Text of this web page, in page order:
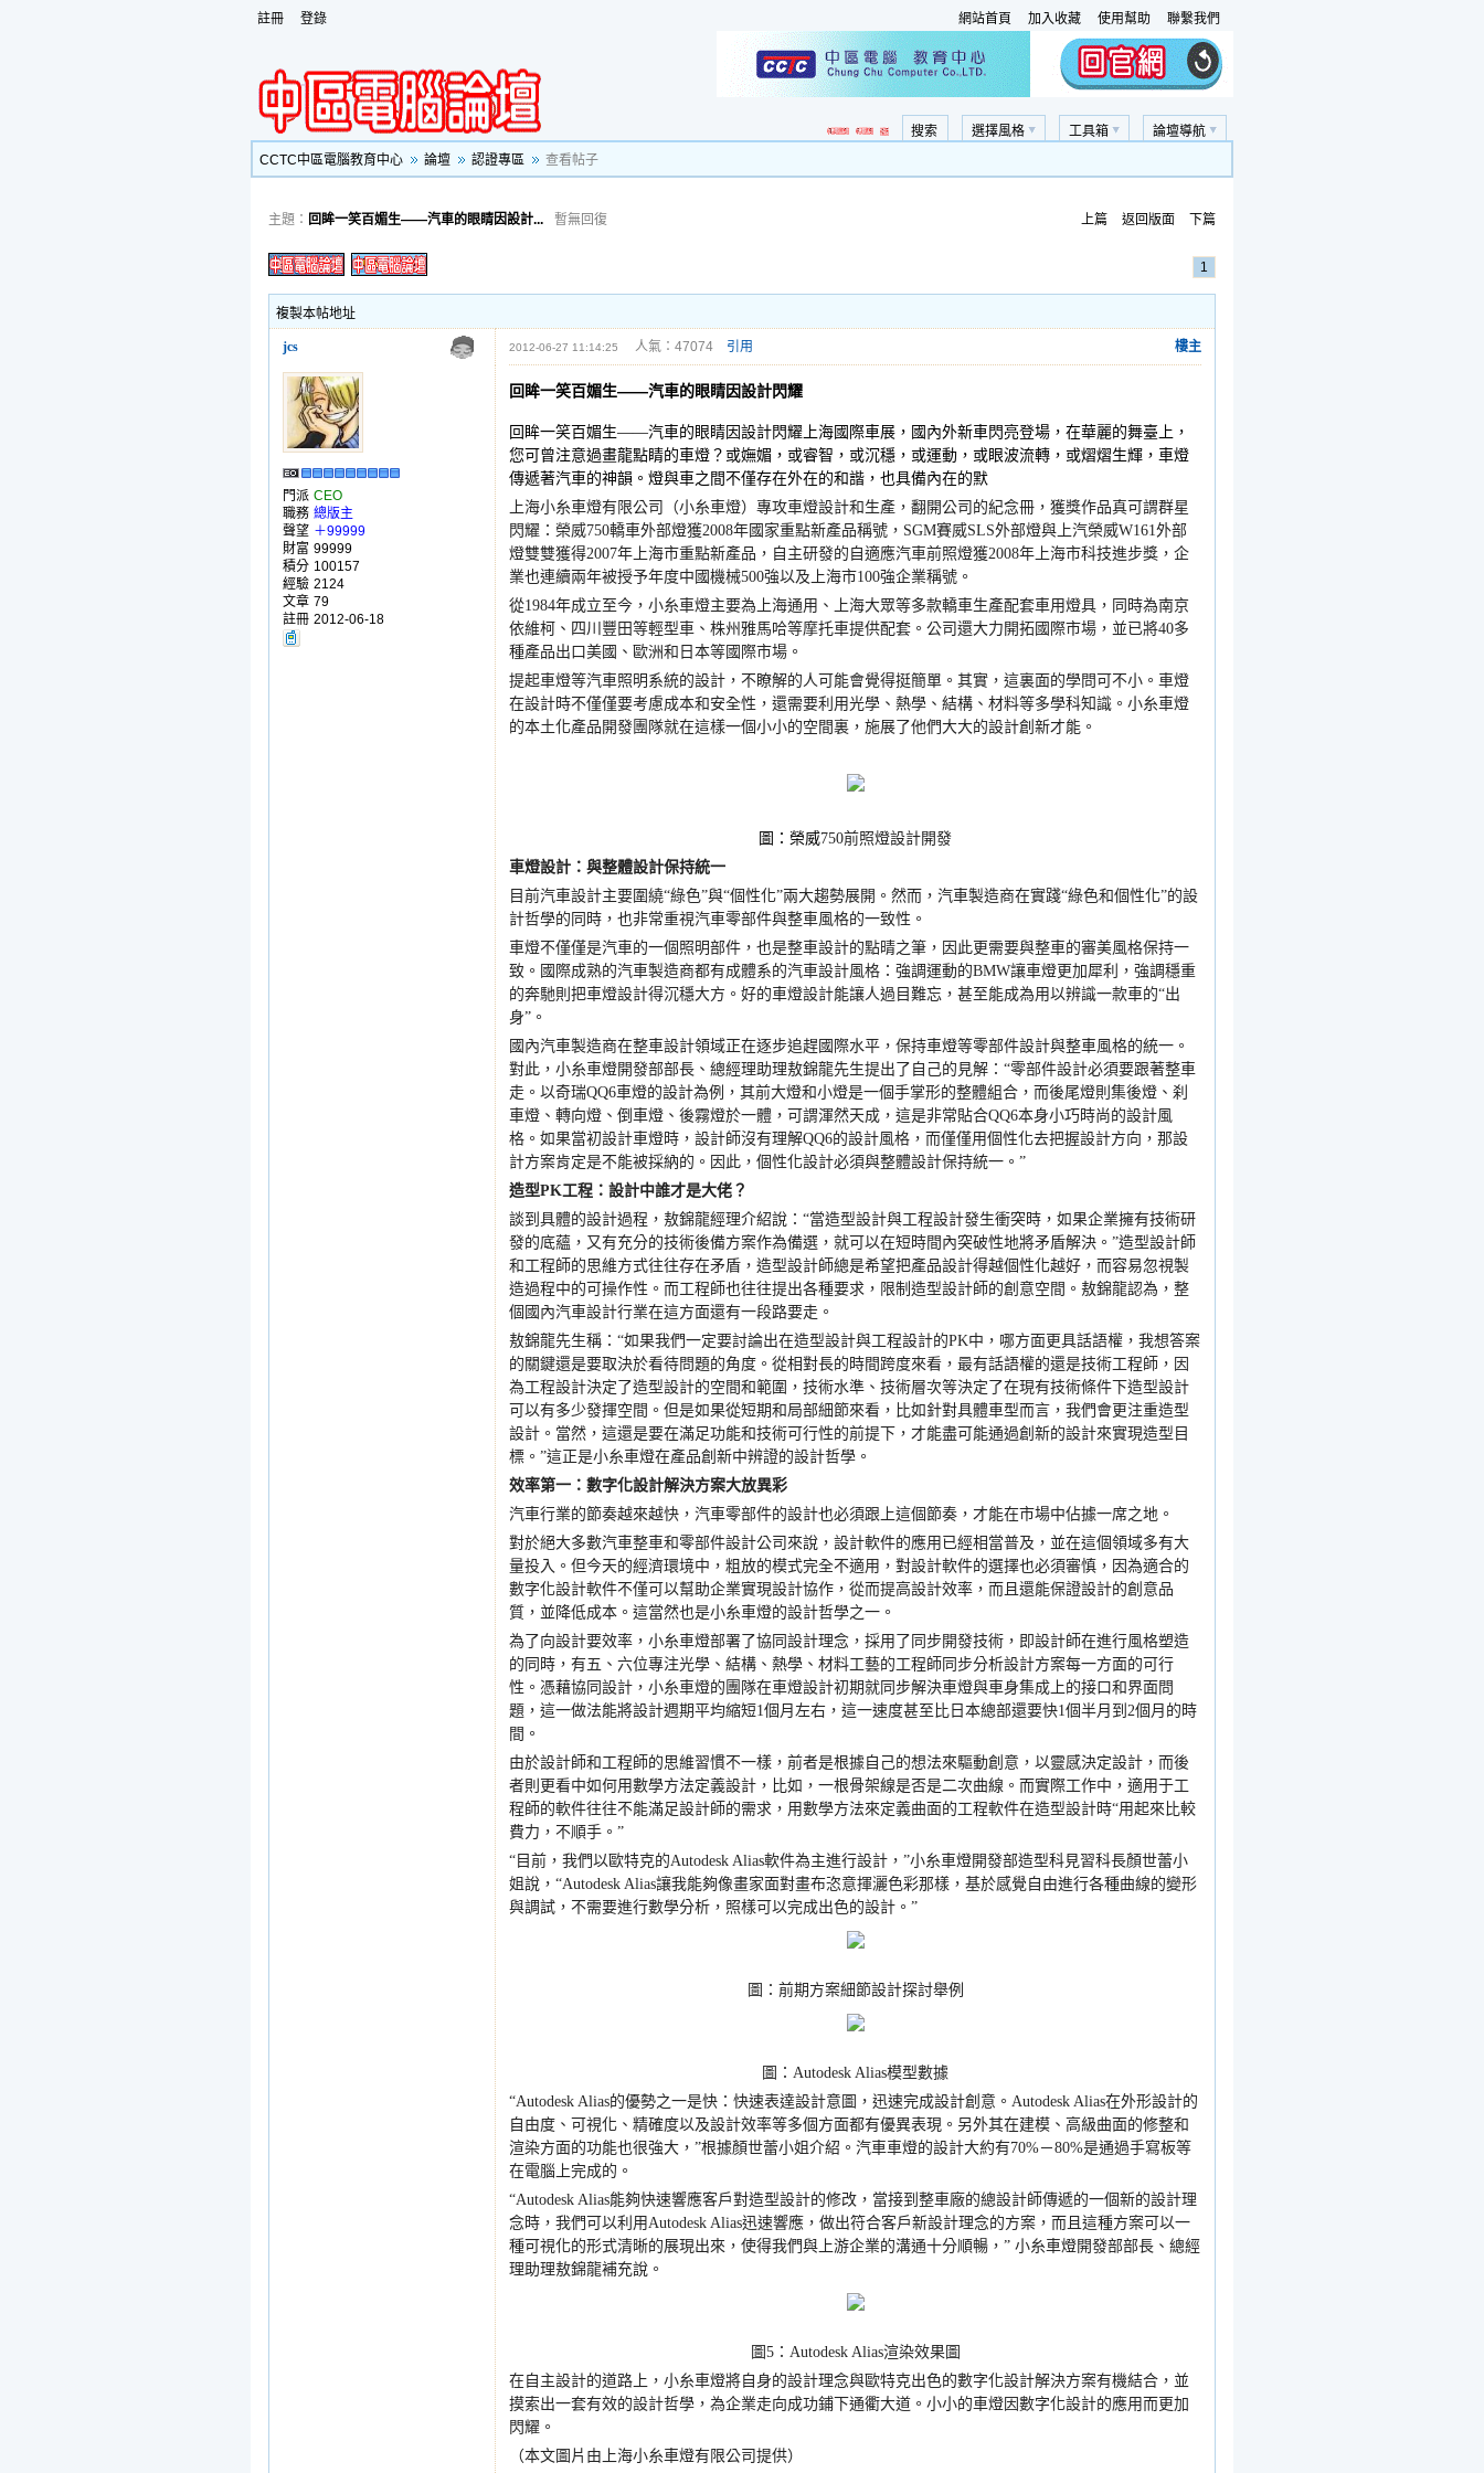
註冊 登錄 網站首頁 加入收藏 使用幫助 聯繫我們
論壇導航
工具箱
選擇風格
搜索
CCTC中區電腦教育中心
論壇 認證專區 查看帖子
主題： 回眸一笑百媚生——汽車的眼睛因設計... 暫無回復 上篇 返回版面 下篇
1
複製本帖地址
jcs 2012-06-27 11:14:25 人氣：47074 引用 樓主
門派 CEO
職務 總版主
聲望 ＋99999
財富 99999
積分 100157
經驗 2124
文章 79
註冊 2012-06-18
回眸一笑百媚生——汽車的眼睛因設計閃耀
回眸一笑百媚生——汽車的眼睛因設計閃耀上海國際車展，國內外新車閃亮登場，在華麗的舞臺上，
您可曾注意過畫龍點睛的車燈？或嫵媚，或睿智，或沉穩，或運動，或眼波流轉，或熠熠生輝，車燈
傳遞著汽車的神韻。燈與車之間不僅存在外在的和諧，也具備內在的默
上海小糸車燈有限公司（小糸車燈）專攻車燈設計和生產，翻開公司的紀念冊，獲獎作品真可謂群星
閃耀：榮威750轎車外部燈獲2008年國家重點新產品稱號， SGM賽威SLS外部燈與上汽榮威W161外部
燈雙雙獲得2007年上海市重點新產品，自主研發的自適應汽車前照燈獲2008年上海市科技進步獎，企
業也連續兩年被授予年度中國機械500強以及上海市100強企業稱號。
從1984年成立至今，小糸車燈主要為上海通用、上海大眾等多款轎車生產配套車用燈具，同時為南京
依維柯、四川豐田等輕型車、株州雅馬哈等摩托車提供配套。公司還大力開拓國際市場，並已將40多
種產品出口美國、歐洲和日本等國際市場。
提起車燈等汽車照明系統的設計，不瞭解的人可能會覺得挺簡單。其實，這裏面的學問可不小。車燈
在設計時不僅僅要考慮成本和安全性，還需要利用光學、熱學、結構、材料等多學科知識。小糸車燈
的本土化產品開發團隊就在這樣一個小小的空間裏，施展了他們大大的設計創新才能。
圖：榮威750前照燈設計開發
車燈設計：與整體設計保持統一
目前汽車設計主要圍繞“綠色”與“個性化”兩大趨勢展開。然而，汽車製造商在實踐“綠色和個性化”的設
計哲學的同時，也非常重視汽車零部件與整車風格的一致性。
車燈不僅僅是汽車的一個照明部件，也是整車設計的點晴之筆，因此更需要與整車的審美風格保持一
致。國際成熟的汽車製造商都有成體系的汽車設計風格：強調運動的BMW讓車燈更加犀利，強調穩重
的奔馳則把車燈設計得沉穩大方。好的車燈設計能讓人過目難忘，甚至能成為用以辨識一款車的“出
身” 。
國內汽車製造商在整車設計領域正在逐步追趕國際水平，保持車燈等零部件設計與整車風格的統一。
對此，小糸車燈開發部部長、總經理助理敖錦龍先生提出了自己的見解： “零部件設計必須要跟著整車
走。以奇瑞QQ6車燈的設計為例，其前大燈和小燈是一個手掌形的整體組合，而後尾燈則集後燈、刹
車燈、轉向燈、倒車燈、後霧燈於一體，可謂渾然天成，這是非常貼合QQ6本身小巧時尚的設計風
格。如果當初設計車燈時，設計師沒有理解QQ6的設計風格，而僅僅用個性化去把握設計方向，那設
計方案肯定是不能被採納的。因此，個性化設計必須與整體設計保持統一。 ”
造型PK工程：設計中誰才是大佬？
談到具體的設計過程，敖錦龍經理介紹說： “當造型設計與工程設計發生衝突時，如果企業擁有技術研
發的底蘊，又有充分的技術後備方案作為備選，就可以在短時間內突破性地將矛盾解決。 ”造型設計師
和工程師的思維方式往往存在矛盾，造型設計師總是希望把產品設計得越個性化越好，而容易忽視製
造過程中的可操作性。而工程師也往往提出各種要求，限制造型設計師的創意空間。敖錦龍認為，整
個國內汽車設計行業在這方面還有一段路要走。
敖錦龍先生稱： “如果我們一定要討論出在造型設計與工程設計的PK中，哪方面更具話語權，我想答案
的關鍵還是要取決於看待問題的角度。從相對長的時間跨度來看，最有話語權的還是技術工程師，因
為工程設計決定了造型設計的空間和範圍，技術水準、技術層次等決定了在現有技術條件下造型設計
可以有多少發揮空間。但是如果從短期和局部細節來看，比如針對具體車型而言，我們會更注重造型
設計。當然，這還是要在滿足功能和技術可行性的前提下，才能盡可能通過創新的設計來實現造型目
標。 ”這正是小糸車燈在產品創新中辨證的設計哲學。
效率第一：數字化設計解決方案大放異彩
汽車行業的節奏越來越快，汽車零部件的設計也必須跟上這個節奏，才能在市場中佔據一席之地。
對於絕大多數汽車整車和零部件設計公司來說，設計軟件的應用已經相當普及，並在這個領域多有大
量投入。但今天的經濟環境中，粗放的模式完全不適用，對設計軟件的選擇也必須審慎，因為適合的
數字化設計軟件不僅可以幫助企業實現設計協作，從而提高設計效率，而且還能保證設計的創意品
質，並降低成本。這當然也是小糸車燈的設計哲學之一。
為了向設計要效率，小糸車燈部署了協同設計理念，採用了同步開發技術，即設計師在進行風格塑造
的同時，有五、六位專注光學、結構、熱學、材料工藝的工程師同步分析設計方案每一方面的可行
性。憑藉協同設計，小糸車燈的團隊在車燈設計初期就同步解決車燈與車身集成上的接口和界面問
題，這一做法能將設計週期平均縮短1個月左右，這一速度甚至比日本總部還要快1個半月到 2個月的時
間。
由於設計師和工程師的思維習慣不一樣，前者是根據自己的想法來驅動創意，以靈感決定設計，而後
者則更看中如何用數學方法定義設計，比如，一根骨架線是否是二次曲線。而實際工作中，適用于工
程師的軟件往往不能滿足設計師的需求，用數學方法來定義曲面的工程軟件在造型設計時“用起來比較
費力，不順手。 ”
“ 目前，我們以歐特克的Autodesk Alias軟件為主進行設計， ”小糸車燈開發部造型科見習科長顏世蕾小
姐說， “Autodesk Alias讓我能夠像畫家面對畫布恣意揮灑色彩那樣，基於感覺自由進行各種曲線的變形
與調試，不需要進行數學分析，照樣可以完成出色的設計。 ”
圖：前期方案細節設計探討舉例
圖： Autodesk Alias模型數據
“Autodesk Alias的優勢之一是快：快速表達設計意圖，迅速完成設計創意。 Autodesk Alias在外形設計的
自由度、可視化、精確度以及設計效率等多個方面都有優異表現。另外其在建模、高級曲面的修整和
渲染方面的功能也很強大， ”根據顏世蕾小姐介紹。汽車車燈的設計大約有70%－80%是通過手寫板等
在電腦上完成的。
“Autodesk Alias能夠快速響應客戶對造型設計的修改，當接到整車廠的總設計師傳遞的一個新的設計理
念時，我們可以利用Autodesk Alias迅速響應，做出符合客戶新設計理念的方案，而且這種方案可以一
種可視化的形式清晰的展現出來，使得我們與上游企業的溝通十分順暢， ” 小糸車燈開發部部長、總經
理助理敖錦龍補充說。
圖5： Autodesk Alias渲染效果圖
在自主設計的道路上，小糸車燈將自身的設計理念與歐特克出色的數字化設計解決方案有機結合，並
摸索出一套有效的設計哲學，為企業走向成功鋪下通衢大道。小小的車燈因數字化設計的應用而更加
閃耀。
（本文圖片由上海小糸車燈有限公司提供）